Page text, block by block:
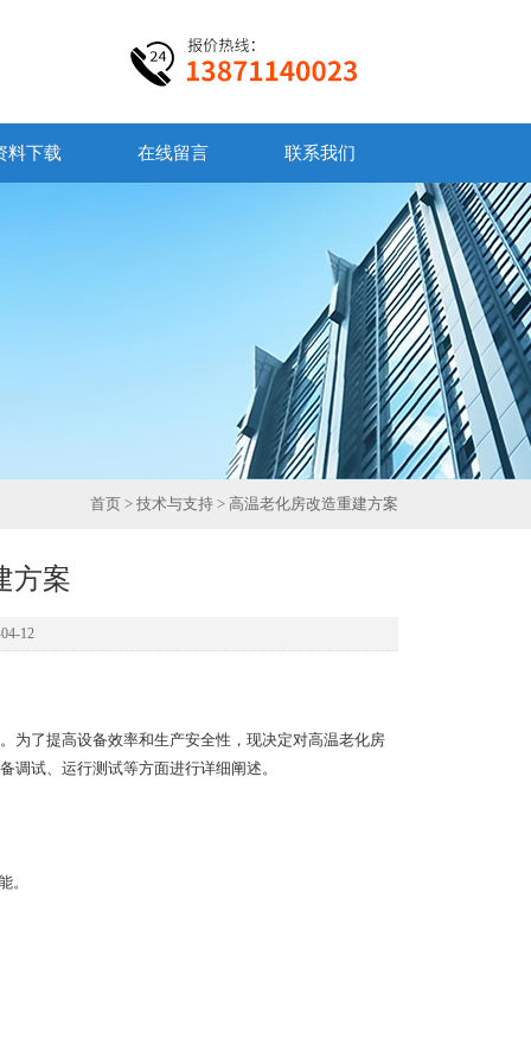
料下载 在线留言 联系我们
首页 > 技术与支持 > 高温老化房改造重建方案
方案
12
为了提高设备效率和生产安全性，现决定对高温老化房
调试、运行测试等方面进行详细阐述。
。